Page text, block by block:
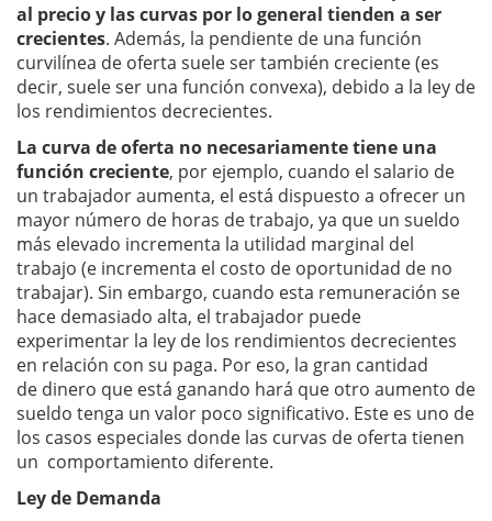
al precio y las curvas por lo general tienden a ser
crecientes. Además, la pendiente de una función
curvilínea de oferta suele ser también creciente (es
decir, suele ser una función convexa), debido a la ley de
los rendimientos decrecientes.
La curva de oferta no necesariamente tiene una
función creciente, por ejemplo, cuando el salario de
un trabajador aumenta, el está dispuesto a ofrecer un
mayor número de horas de trabajo, ya que un sueldo
más elevado incrementa la utilidad marginal del
trabajo (e incrementa el costo de oportunidad de no
trabajar). Sin embargo, cuando esta remuneración se
hace demasiado alta, el trabajador puede
experimentar la ley de los rendimientos decrecientes
en relación con su paga. Por eso, la gran cantidad
de dinero que está ganando hará que otro aumento de
sueldo tenga un valor poco significativo. Este es uno de
los casos especiales donde las curvas de oferta tienen
un comportamiento diferente.
Ley de Demanda